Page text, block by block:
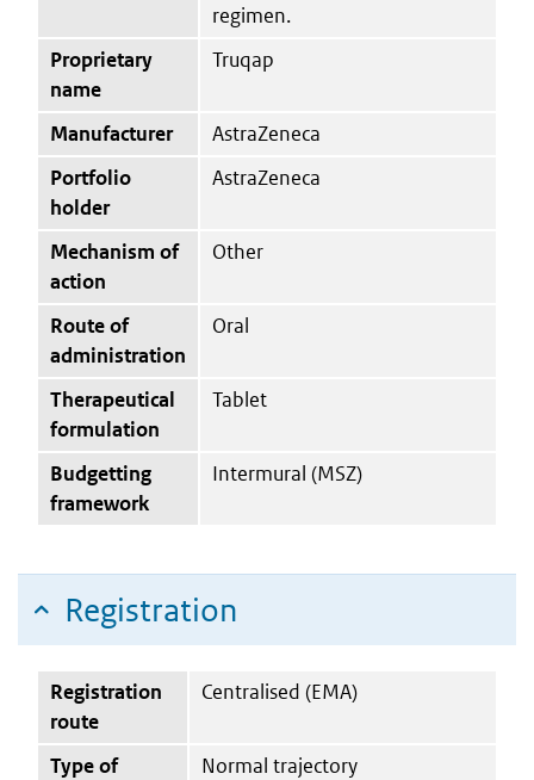
regimen.
Proprietary
name
Truqap
Manufacturer
AstraZeneca
Portfolio
holder
AstraZeneca
Mechanism of
action
Other
Route of
administration
Oral
Therapeutical
formulation
Tablet
Budgetting
framework
Intermural (MSZ)
Registration
Registration
route
Centralised (EMA)
Type of
Normal trajectory